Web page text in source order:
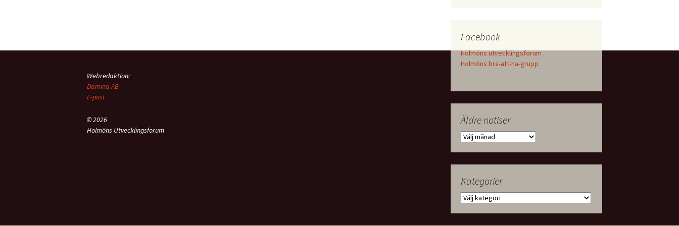
Facebook
Holmöns utvecklingsforum
Holmöns bra-att-ha-grupp
Äldre notiser
Äldre
Kategorier
Kategorier
Webredaktion:
Damina AB
E-post
© 2026
Holmöns Utvecklingsforum